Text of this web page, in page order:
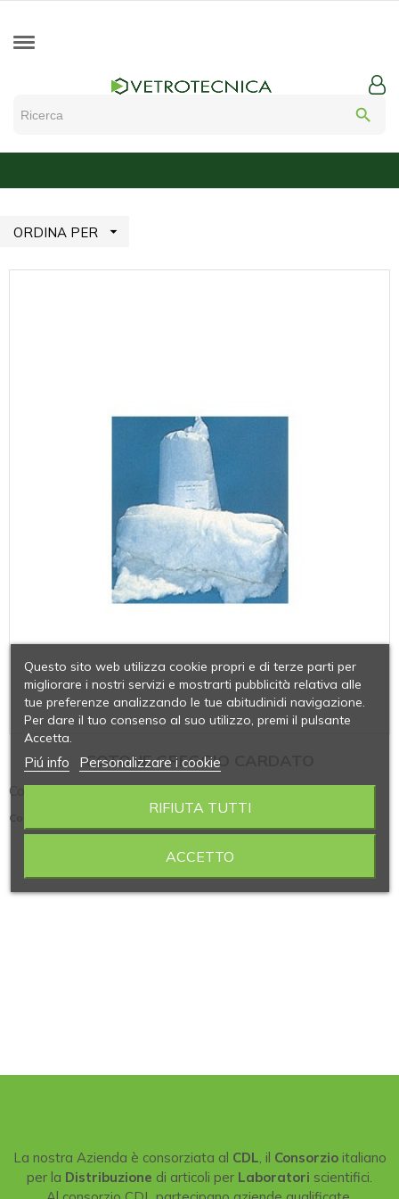
search
ORDINA PER 
COTONE GREGGIO CARDATO
Cotone greggio cardato confezione 1 kg
Confezione
La nostra Azienda è consorziata al CDL , il Consorzioitaliano
per la Distribuzione di articoli per Laboratori scientifici.
Questo sito web utilizza cookie propri e di terze parti per
migliorare i nostri servizi e mostrarti pubblicità relativa alle
tue preferenze analizzando le tue abitudinidi navigazione.
Per dare il tuo consenso al suo utilizzo, premi il pulsante
Accetta.
Piú info Personalizzare i cookie
RIFIUTA TUTTI
ACCETTO